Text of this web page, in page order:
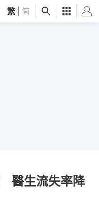
繁 简
醫生流失率降